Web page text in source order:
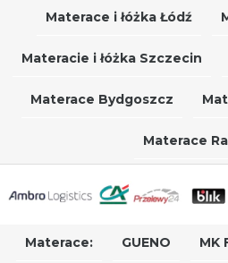
Materace i łóżka Łódź
Materacie i łóżka Szczecin
Materace Bydgoszcz
Materace
Materace: GUENO MK